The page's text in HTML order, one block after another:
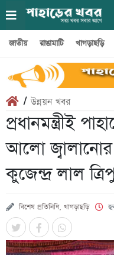
জাতীয় রাঙামাটি খাগড়াছড়ি
/উন্নয়ন খবর
প্রধানমন্ত্রীই
আলো
কুজেন্দ্র লাল
বিশেষ প্রতিনিধি, খাগড়াছড়ি